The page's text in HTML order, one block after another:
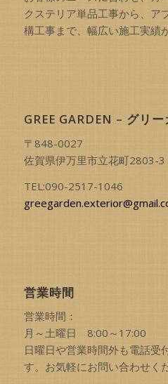
クステリア単品工事から、ア
構工事まで、幅広い施工実績
GREE GARDEN – グリ
〒848-0027
佐賀県伊万里市立花町2803-3
TEL:090-2517-1046
営業時間
営業時間：
月～土曜日 8:00～17:00
日曜日や営業時間外も電話受
す。お気軽にお問い合わせく